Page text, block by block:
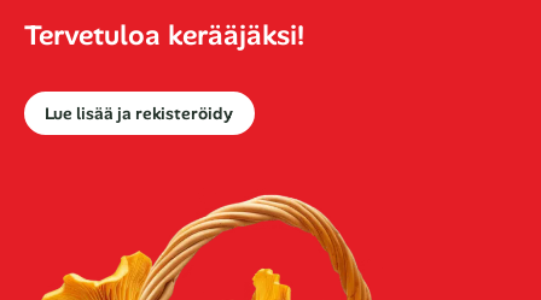
Tervetuloa kerääjäksi!
Lue lisää ja rekisteröidy